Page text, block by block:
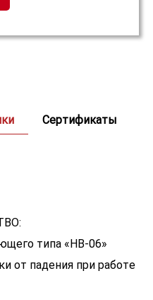
Сертификаты
типа «НВ-06»
от падения при работе